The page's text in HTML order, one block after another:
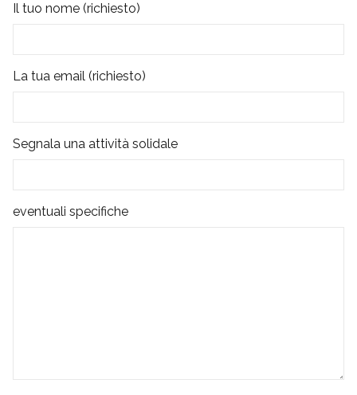
Il tuo nome (richiesto)
La tua email (richiesto)
Segnala una attività solidale
eventuali specifiche